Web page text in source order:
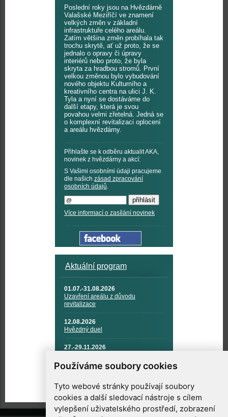
Používáme soubory cookies
Tyto webové stránky používají soubory
cookies a další sledovací nástroje s cílem
vylepšení uživatelského prostředí, zobrazení
Poslední roky jsou na Hvězdárně
Valašské Meziříčí ve znamení
velkých změn v základní
infrastruktuře celého areálu.
Zatím většina změn probíhala tak
trochu skrytě, ať už proto, že se
jednalo o opravy či úpravy
interiérů nebo proto, že byla
skryta za hradbou stromů. První
velkou změnou bylo vybudování
nového objektu Kulturního a
kreativního centra na ulici J. K.
Tyla a nyní se dostáváme do
další etapy, která je svou
povahou velmi zřetelná. Jedná se
o komplexní revitalizaci oplocení
a areálu hvězdárny.
Přihlašte se k odběru aktualit AKA,
novinek z hvězdárny a akcí:
S Vašimi osobními údaji pracujeme
dle našich zásad zpracování
osobních údajů.
Více informací o zasílání novinek
Aktuální program
01.07.-31.08.2026
Uzavření areálu z důvodu
revitalizace
12.08.2026
Hvězdný duel
27.-29.11.2026
TECHNIKA A KOSMICKÉ
TECHNOLOGIE